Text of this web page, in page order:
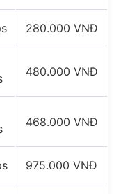
280.000 VNĐ
480.000 VNĐ
468.000 VNĐ
975.000 VNĐ